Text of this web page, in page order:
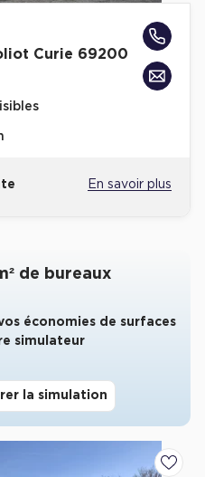
Curie 69200
En savoir plus
de bureaux
économies de surfaces
simulateur
la simulation